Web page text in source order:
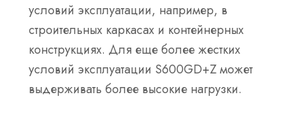
условий эксплуатации, например, в
строительных каркасах и контейнерных
конструкциях. Для еще более жестких
условий эксплуатации S600GD+Z может
выдерживать более высокие нагрузки.